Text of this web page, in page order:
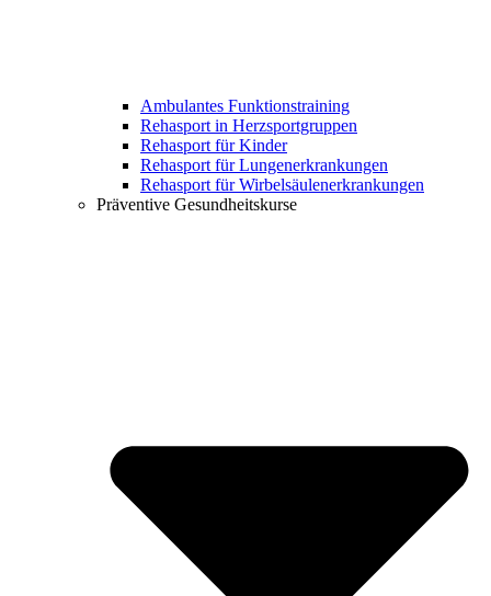
Ambulantes Funktionstraining
Rehasport in Herzsportgruppen
Rehasport für Kinder
Rehasport für Lungenerkrankungen
Rehasport für Wirbelsäulenerkrankungen
Präventive Gesundheitskurse